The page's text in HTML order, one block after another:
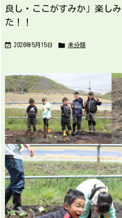
良し・ここがすみか」楽し
た！！
 2026年5月15日  未分類